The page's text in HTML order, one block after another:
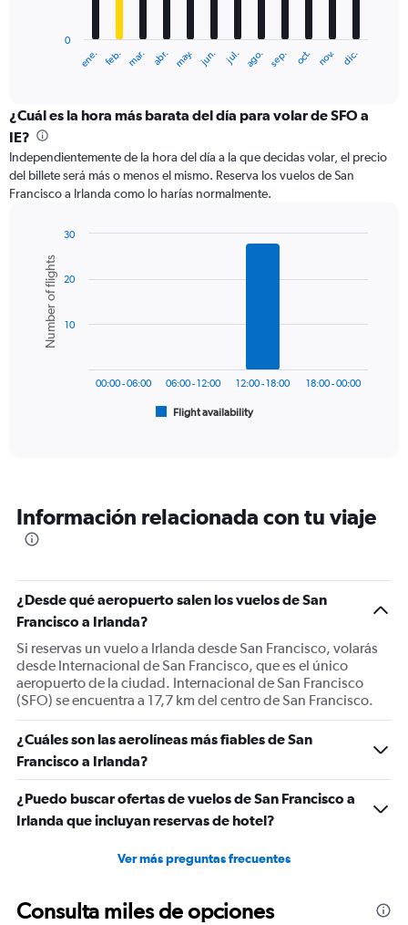
categories.
Range:
categories.
The
chart
axis
displaying
values.
Range:
ene. feb. mar. abr. may. jun. jul. ago. sep. oct. nov. dic.
0
¿Cuál es la hora más barata del día para volar de SFO a
IE?
Independientemente de la hora del día a la que decidas volar, el precio
del billete será más o menos el mismo. Reserva los vuelos de San
Francisco a Irlanda como lo harías normalmente.
chart
with
bars.
The
categories.
The
Y
axis
Number
of
flights.
Range:
to
30.
Chart
graphic.
Number of flights
Flight availability
00:00 - 06:00 06:00 - 12:00 12:00 - 18:00 18:00 - 00:00
10
20
30
Información relacionada con tu viaje
¿Desde qué aeropuerto salen los vuelos de San
Francisco a Irlanda?
Si reservas un vuelo a Irlanda desde San Francisco, volarás
desde Internacional de San Francisco, que es el único
aeropuerto de la ciudad. Internacional de San Francisco
(SFO) se encuentra a 17,7 km del centro de San Francisco.
¿Cuáles son las aerolíneas más fiables de San
Francisco a Irlanda?
¿Puedo buscar ofertas de vuelos de San Francisco a
Irlanda que incluyan reservas de hotel?
Ver más preguntas frecuentes
Consulta miles de opciones